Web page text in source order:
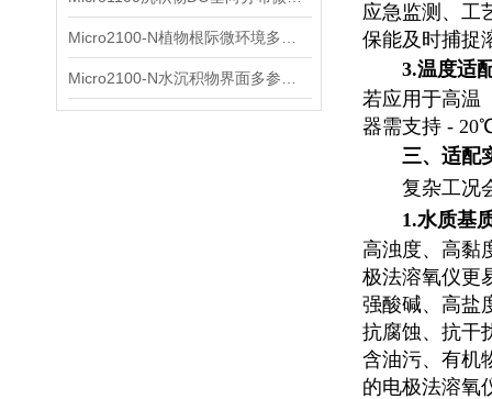
应急监测、工
保能及时捕捉
3.温度适
若应用于高温
器需支持 -
三、适配
复杂工况
1.水质基
高浊度、高黏
极法溶氧仪更
强酸碱、高盐
抗腐蚀、抗干
含油污、有机
的电极法溶氧